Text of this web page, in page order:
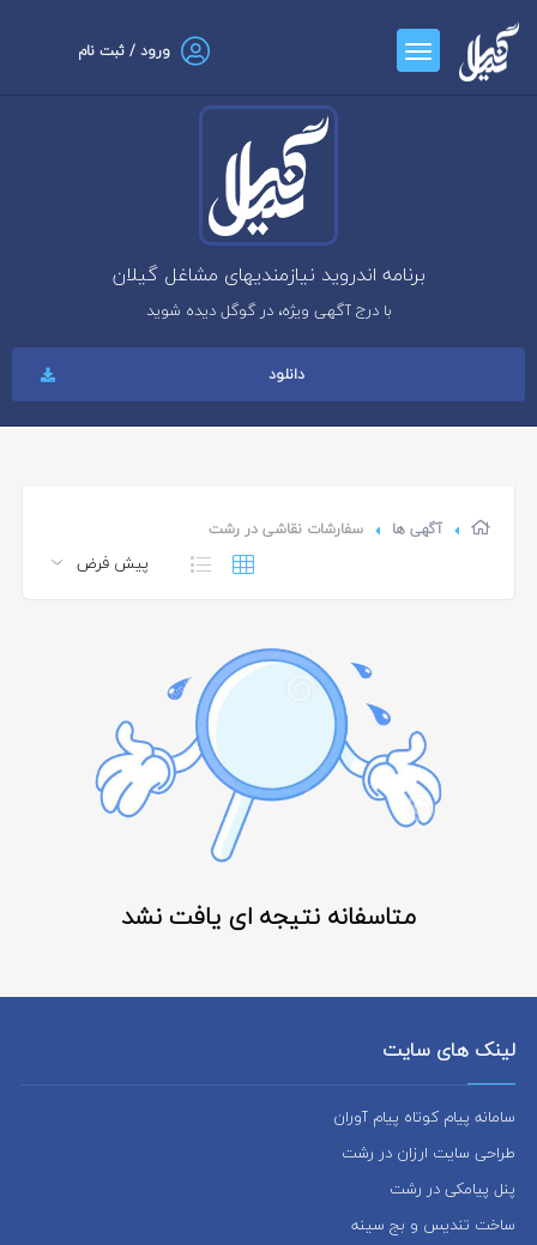
ورود / ثبت نام
برنامه اندروید نیازمندیهای مشاغل گیلان
با درج آگهی ویژه، در گوگل دیده شوید
دانلود
آگهی ها سفارشات نقاشی در رشت
متاسفانه نتیجه ای یافت نشد
لینک های سایت
سامانه پیام کوتاه پیام آوران
طراحی سایت ارزان در رشت
پنل پیامکی در رشت
ساخت تندیس و بج سینه